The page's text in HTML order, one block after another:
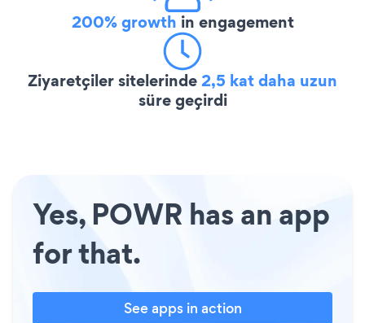
200% growth in engagement
Ziyaretçiler sitelerinde2,5 kat daha uzun
süre geçirdi
Yes, POWR has an app
for that.
See apps in action